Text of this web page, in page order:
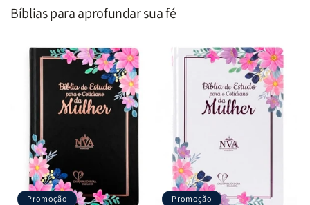
o
Coração
Deus
o
Coração
Deus
|
Adriel
Ribeiro
|
Equipe
Penkal
Penkal
Bíblias para aprofundar sua fé
Promoção Promoção